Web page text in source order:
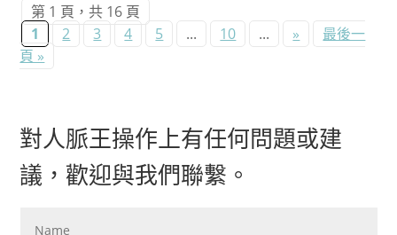
第 1 頁，共 16 頁
1
2 3 4 5 ... 10 ... »
最後一
頁 »
對人脈王操作上有任何問題或建
議，歡迎與我們聯繫。